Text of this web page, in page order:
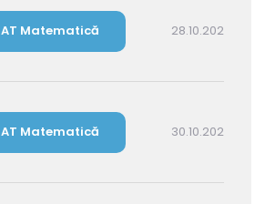
Matematică 28.10.2026 14:30
Matematică 30.10.2026 16:00